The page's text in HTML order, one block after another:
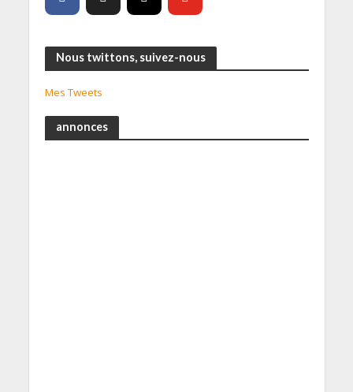
Nous twittons, suivez-nous
Mes Tweets
annonces